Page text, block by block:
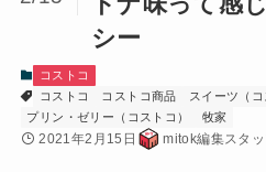
シー
コストコ
コストコ
コストコ商品
スイーツ（コ
プリン・ゼリー（コストコ）
牧家
2021年2月15日 mitok編集スタッ